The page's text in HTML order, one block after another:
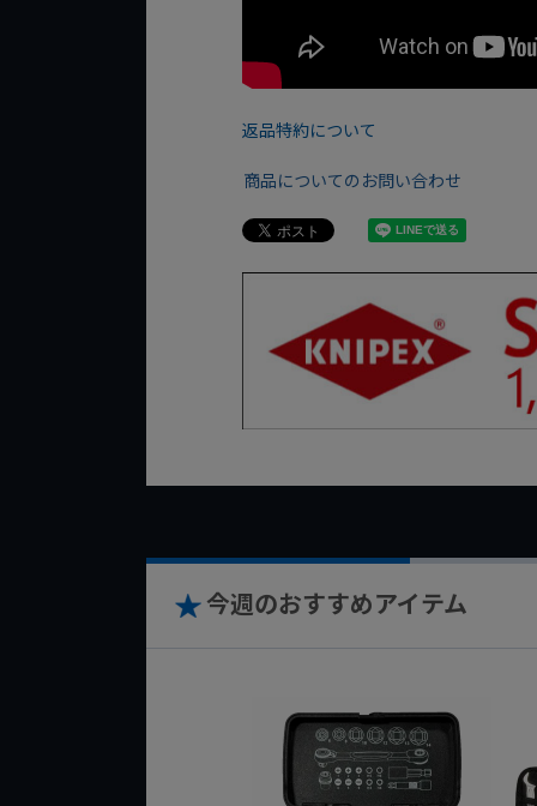
返品特約について
商品についてのお問い合わせ
今週のおすすめアイテム